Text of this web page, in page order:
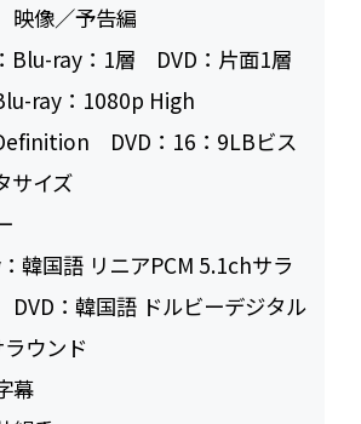
映像／予告編
Blu-ray：1層 DVD：片面1層
ray：1080p High
DVD：16：9LBビス
サイズ
韓国語 リニアPCM 5.1chサラ
：韓国語 ドルビーデジタル
ウンド
幕